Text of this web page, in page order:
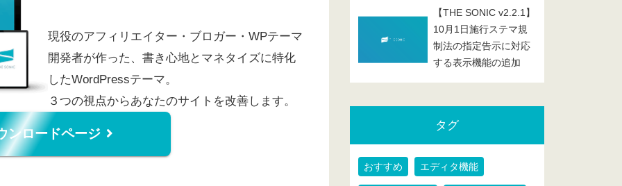
現役のアフィリエイター・ブロガー・WPテーマ
開発者が作った、書き心地とマネタイズに特化
したWordPressテーマ。
３つの視点からあなたのサイトを改善します。
ンロードページ
【THE SONIC v2.2.1】
10月1日施行ステマ規
制法の指定告示に対応
する表示機能の追加
タグ
おすすめ エディタ機能